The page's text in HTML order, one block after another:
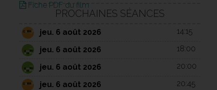
Fiche PDF du film
PROCHAINES SÉANCES
jeu. 6 août 2026
14:15
jeu. 6 août 2026
18:00
jeu. 6 août 2026
20:00
jeu. 6 août 2026
20:45